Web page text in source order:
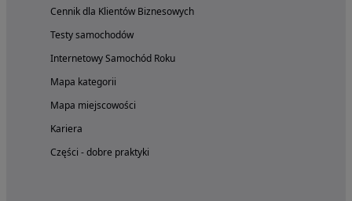
Cennik dla Klientów Biznesowych
Testy samochodów
Internetowy Samochód Roku
Mapa kategorii
Mapa miejscowości
Kariera
Części - dobre praktyki